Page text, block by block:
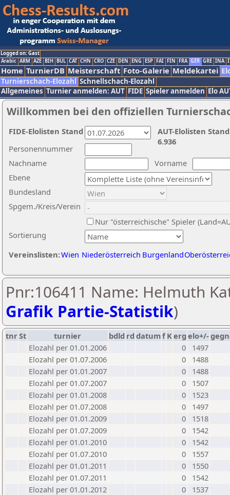
Logged on: Gast
Arabic ARM AZE BIH BUL CAT CHN CRO CZE DEN ENG ESP FAI FIN FRA GER GRE INA
Home TurnierDB Meisterschaft Foto-Galerie Meldekartei
Turnierschach-Elozahl Schnellschach-Elozahl
Allgemeines Turnier anmelden: AUT FIDE Spieler anmelden Elo
Willkommen bei den offiziellen
Nachname
Vorname
Ebene
Sortierung
Personennummer
Bundesland
Spgem./Kreis/Verein
Nur "österreichische" Spieler
Vereinslisten:Wien Niederösterreich Burgenland
AUT-Elolisten
6.936
FIDE-Elolisten Stand
Pnr:106411 Name: Helmuth
Grafik Partie-Statistik)
tnrSt turnier bdld rd datumf Kerg elo+/-
Elozahl per 01.01.2006
0
1497
Elozahl per 01.07.2006
0
1488
Elozahl per 01.01.2007
0
1488
Elozahl per 01.07.2007
0
1507
Elozahl per 01.01.2008
0
1523
Elozahl per 01.07.2008
0
1497
Elozahl per 01.01.2009
0
1518
Elozahl per 01.07.2009
0
1542
Elozahl per 01.01.2010
0
1542
Elozahl per 01.07.2010
0
1557
Elozahl per 01.01.2011
0
1550
Elozahl per 01.07.2011
0
1542
Elozahl per 01.01.2012
0
1537